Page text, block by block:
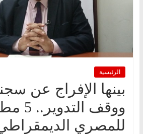
الرئيسية
بينها الإفراج عن
ووقف
للمصري